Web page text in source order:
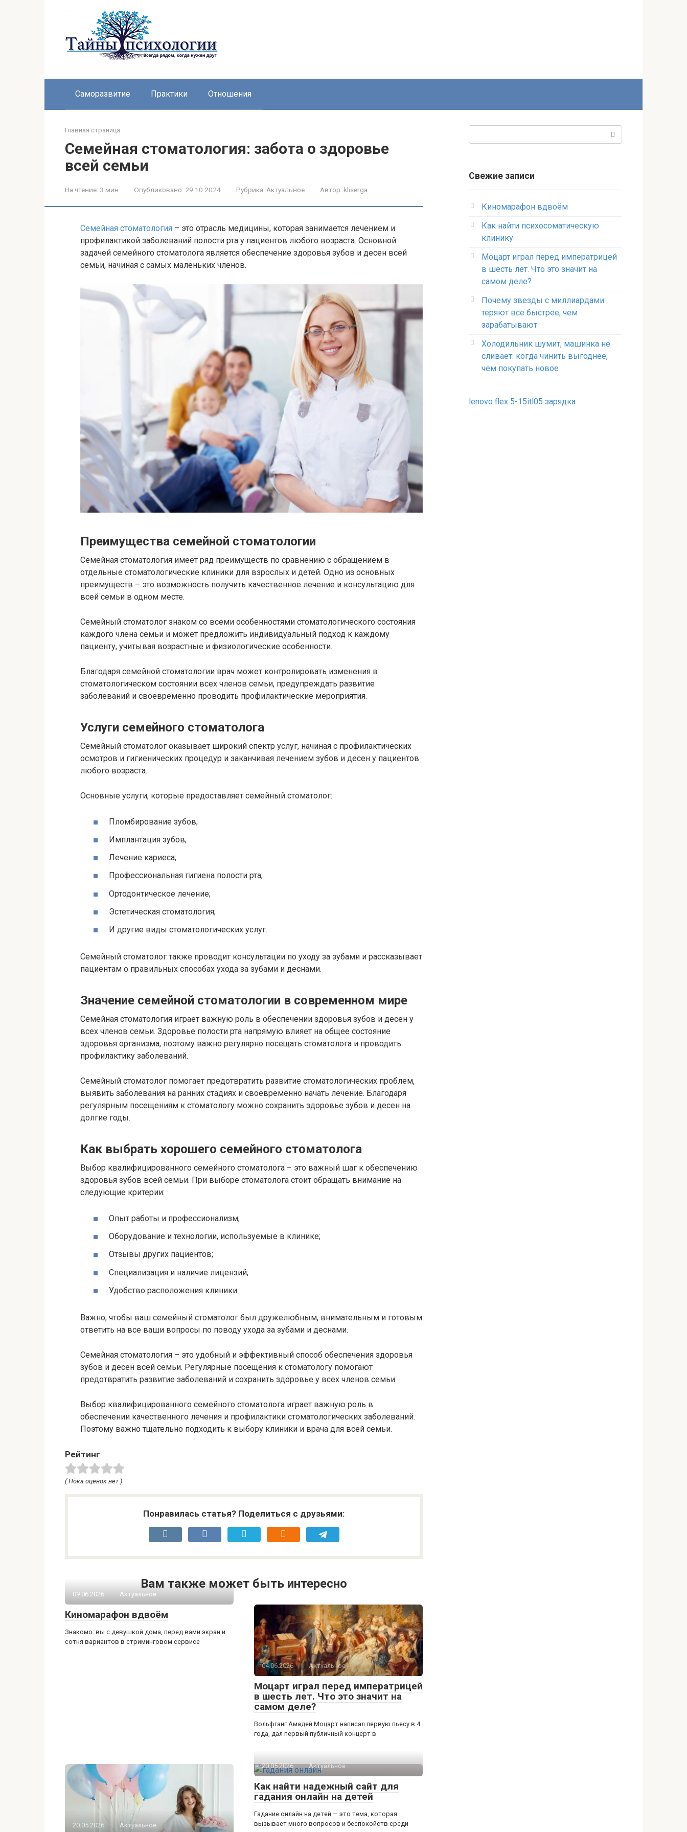
Саморазвитие Практики Отношения
Главная страница
Семейная стоматология: забота о здоровье
всей семьи
На чтение: 3 мин Опубликовано: 29.10.2024 Рубрика: Актуальное Автор: kliserga
Семейная стоматология – это отрасль медицины, которая занимается лечением и
профилактикой заболеваний полости рта у пациентов любого возраста. Основной
задачей семейного стоматолога является обеспечение здоровья зубов и десен всей
семьи, начиная с самых маленьких членов.
Преимущества семейной стоматологии
Семейная стоматология имеет ряд преимуществ по сравнению с обращением в
отдельные стоматологические клиники для взрослых и детей. Одно из основных
преимуществ – это возможность получить качественное лечение и консультацию для
всей семьи в одном месте.
Семейный стоматолог знаком со всеми особенностями стоматологического состояния
каждого члена семьи и может предложить индивидуальный подход к каждому
пациенту, учитывая возрастные и физиологические особенности.
Благодаря семейной стоматологии врач может контролировать изменения в
стоматологическом состоянии всех членов семьи, предупреждать развитие
заболеваний и своевременно проводить профилактические мероприятия.
Услуги семейного стоматолога
Семейный стоматолог оказывает широкий спектр услуг, начиная с профилактических
осмотров и гигиенических процедур и заканчивая лечением зубов и десен у пациентов
любого возраста.
Основные услуги, которые предоставляет семейный стоматолог:
Пломбирование зубов;
Имплантация зубов;
Лечение кариеса;
Профессиональная гигиена полости рта;
Ортодонтическое лечение;
Эстетическая стоматология;
И другие виды стоматологических услуг.
Семейный стоматолог также проводит консультации по уходу за зубами и рассказывает
пациентам о правильных способах ухода за зубами и деснами.
Значение семейной стоматологии в современном мире
Семейная стоматология играет важную роль в обеспечении здоровья зубов и десен у
всех членов семьи. Здоровье полости рта напрямую влияет на общее состояние
здоровья организма, поэтому важно регулярно посещать стоматолога и проводить
профилактику заболеваний.
Семейный стоматолог помогает предотвратить развитие стоматологических проблем,
выявить заболевания на ранних стадиях и своевременно начать лечение. Благодаря
регулярным посещениям к стоматологу можно сохранить здоровье зубов и десен на
долгие годы.
Как выбрать хорошего семейного стоматолога
Выбор квалифицированного семейного стоматолога – это важный шаг к обеспечению
здоровья зубов всей семьи. При выборе стоматолога стоит обращать внимание на
следующие критерии:
Опыт работы и профессионализм;
Оборудование и технологии, используемые в клинике;
Отзывы других пациентов;
Специализация и наличие лицензий;
Удобство расположения клиники.
Важно, чтобы ваш семейный стоматолог был дружелюбным, внимательным и готовым
ответить на все ваши вопросы по поводу ухода за зубами и деснами.
Семейная стоматология – это удобный и эффективный способ обеспечения здоровья
зубов и десен всей семьи. Регулярные посещения к стоматологу помогают
предотвратить развитие заболеваний и сохранить здоровье у всех членов семьи.
Выбор квалифицированного семейного стоматолога играет важную роль в
обеспечении качественного лечения и профилактики стоматологических заболеваний.
Поэтому важно тщательно подходить к выбору клиники и врача для всей семьи.
Рейтинг
( Пока оценок нет )
Понравилась статья? Поделиться с друзьями:
Вам также может быть интересно
09.06.2026 Актуальное
Киномарафон вдвоём
Знакомо: вы с девушкой дома, перед вами экран и
сотня вариантов в стриминговом сервисе
04.06.2026 Актуальное
Моцарт играл перед императрицей
в шесть лет. Что это значит на
самом деле?
Вольфганг Амадей Моцарт написал первую пьесу в 4
года, дал первый публичный концерт в
20.05.2026 Актуальное
20.05.2026 Актуальное
Как найти надежный сайт для
гадания онлайн на детей
Гадание онлайн на детей — это тема, которая
вызывает много вопросов и беспокойств среди
Свежие записи
Киномарафон вдвоём
Как найти психосоматическую
клинику
Моцарт играл перед императрицей
в шесть лет. Что это значит на
самом деле?
Почему звезды с миллиардами
теряют все быстрее, чем
зарабатывают
Холодильник шумит, машинка не
сливает: когда чинить выгоднее,
чем покупать новое
lenovo flex 5-15itl05 зарядка